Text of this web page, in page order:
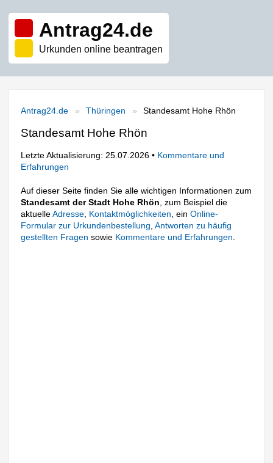
Antrag24.de
Urkunden online beantragen
Antrag24.de Thüringen Standesamt Hohe Rhön
Standesamt Hohe Rhön
Letzte Aktualisierung: 25.07.2026 • Kommentare und
Erfahrungen
Auf dieser Seite finden Sie alle wichtigen Informationen zum
Standesamt der Stadt Hohe Rhön , zum Beispiel die
aktuelleAdresse Kontaktmöglichkeiten , einOnline-
Formular zur Urkundenbestellung ,Antworten zu häufig
gestellten Fragen sowie Kommentare und Erfahrungen